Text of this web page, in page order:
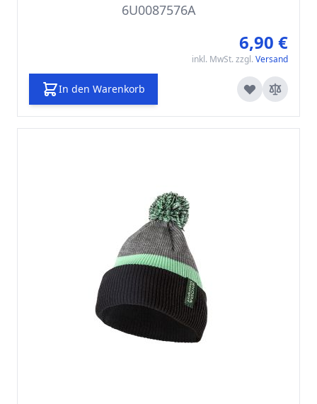
6U0087576A
6,90 €
inkl. MwSt. zzgl. Versand
In den Warenkorb